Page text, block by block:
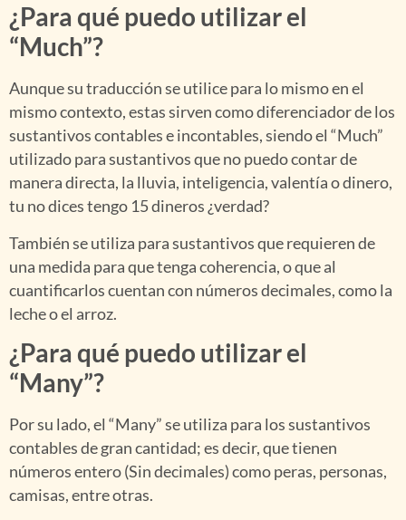
¿Para qué puedo utilizar el
“Much”?
Aunque su traducción se utilice para lo mismo en el
mismo contexto, estas sirven como diferenciador de los
sustantivos contables e incontables, siendo el “Much”
utilizado para sustantivos que no puedo contar de
manera directa, la lluvia, inteligencia, valentía o dinero,
tu no dices tengo 15 dineros ¿verdad?
También se utiliza para sustantivos que requieren de
una medida para que tenga coherencia, o que al
cuantificarlos cuentan con números decimales, como la
leche o el arroz.
¿Para qué puedo utilizar el
“Many”?
Por su lado, el “Many” se utiliza para los sustantivos
contables de gran cantidad; es decir, que tienen
números entero (Sin decimales) como peras, personas,
camisas, entre otras.